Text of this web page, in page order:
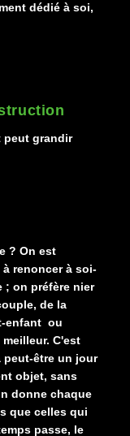
dédié à soi,
peut grandir
? On est
renoncer à soi-
; on préfère nier
de la
enfant ou
C'est
peut-être un jour
objet, sans
donne chaque
que celles qui
passe, le